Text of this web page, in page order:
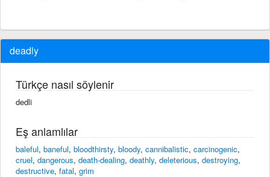
deadly
Türkçe nasıl söylenir
dedli
Eş anlamlılar
baleful, baneful, bloodthirsty, bloody, cannibalistic, carcinogenic,
cruel, dangerous, death-dealing, deathly, deleterious, destroying,
destructive, fatal, grim